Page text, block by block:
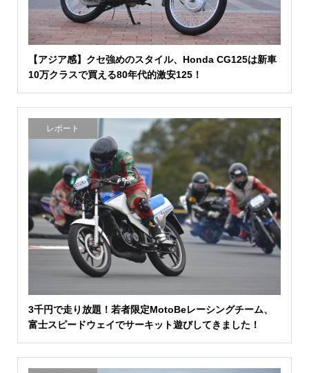
【アジア感】クセ強めのスタイル、Honda CG125は新車
10万クラスで買える80年代的激安125！
レポート
3千円で走り放題！若者限定MotoBeレーシングチーム、
富士スピードウェイでサーキット遊びしてきました！